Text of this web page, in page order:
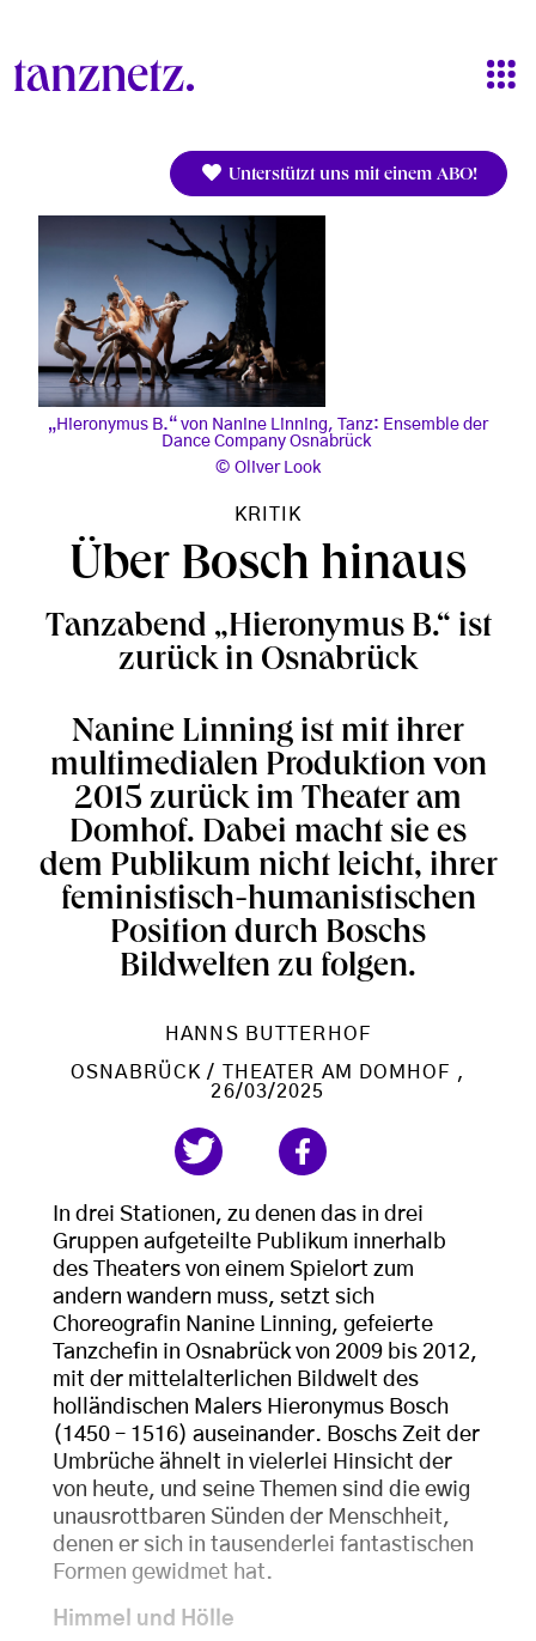
Unterstützt uns mit einem ABO!
„Hieronymus B.“ von Nanine Linning, Tanz: Ensemble der
Dance Company Osnabrück
Oliver Look
KRITIK
Über Bosch hinaus
Tanzabend „Hieronymus B.“ ist
zurück in Osnabrück
Nanine Linning ist mit ihrer
multimedialen Produktion von
2015 zurück im Theater am
Domhof. Dabei macht sie es
dem Publikum nicht leicht, ihrer
feministisch-humanistischen
Position durch Boschs
Bildwelten zu folgen.
HANNS BUTTERHOF
OSNABRÜCK / THEATER AM DOMHOF ,
26/03/2025
In drei Stationen, zu denen das in drei
Gruppen aufgeteilte Publikum innerhalb
des Theaters von einem Spielort zum
andern wandern muss, setzt sich
Choreografin Nanine Linning, gefeierte
Tanzchefin in Osnabrück von 2009 bis 2012,
mit der mittelalterlichen Bildwelt des
holländischen Malers Hieronymus Bosch
(1450 – 1516) auseinander. Boschs Zeit der
Umbrüche ähnelt in vielerlei Hinsicht der
von heute, und seine Themen sind die ewig
unausrottbaren Sünden der Menschheit,
denen er sich in tausenderlei fantastischen
Formen gewidmet hat.
Himmel und Hölle